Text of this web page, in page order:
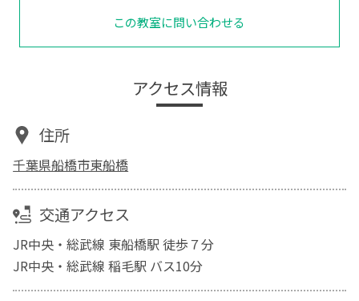
この教室に問い合わせる
アクセス情報
住所
千葉県船橋市東船橋
交通アクセス
JR中央・総武線 東船橋駅 徒歩７分
JR中央・総武線 稲毛駅 バス10分